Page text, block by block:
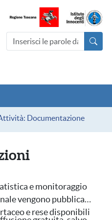
di
Cerca nel sito
Documentazione
e monitoraggio
vengono pubblicate
e rese disponibili